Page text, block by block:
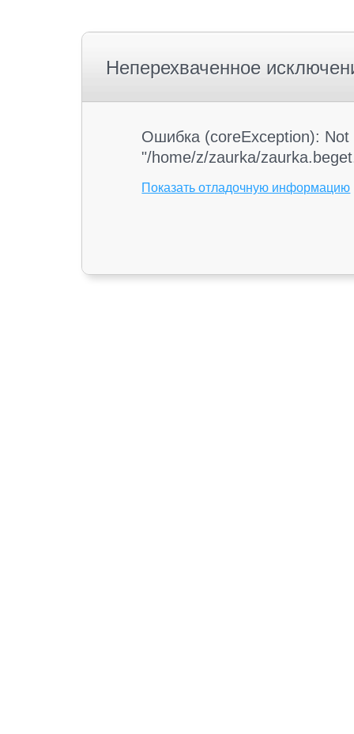
Неперехваченное
Ошибка (coreException): Not
"/home/z/zaurka/
Показать отладочную информацию